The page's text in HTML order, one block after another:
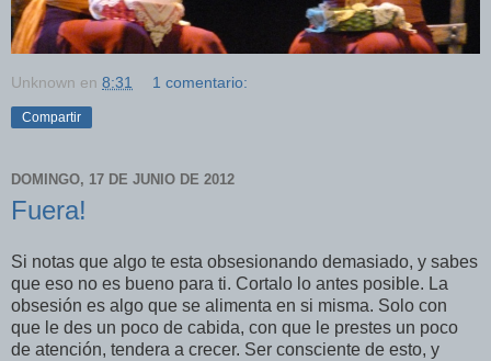
Unknown en 8:31 1 comentario:
Compartir
DOMINGO, 17 DE JUNIO DE 2012
Fuera!
Si notas que algo te esta obsesionando demasiado, y sabes
que eso no es bueno para ti. Cortalo lo antes posible. La
obsesión es algo que se alimenta en si misma. Solo con
que le des un poco de cabida, con que le prestes un poco
de atención, tendera a crecer. Ser consciente de esto, y